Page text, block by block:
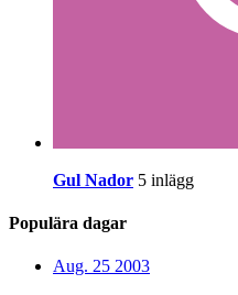
Gul Nador 5 inlägg
Populära dagar
Aug. 25 2003